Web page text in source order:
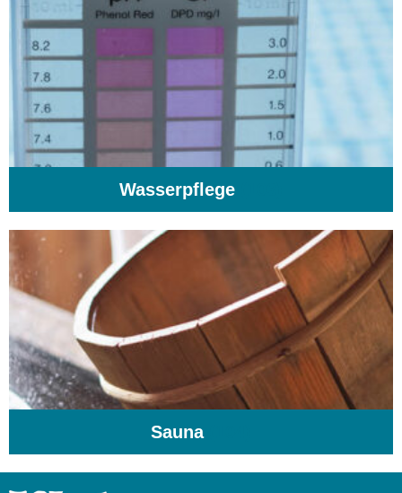
Wasserpflege
Sauna